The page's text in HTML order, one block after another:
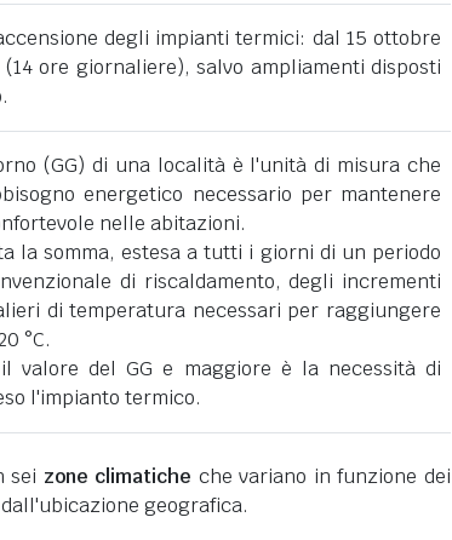
degli impianti termici: dal 15 ottobre
ore giornaliere), salvo ampliamenti disposti
(GG) di una località è l'unità di misura che
energetico necessario per mantenere
nelle abitazioni.
la somma, estesa a tutti i giorni di un periodo
di riscaldamento, degli incrementi
di temperatura necessari per raggiungere
°C.
valore del GG e maggiore è la necessità di
l'impianto termico.
sei zone climatiche che variano in funzione dei
geografica.